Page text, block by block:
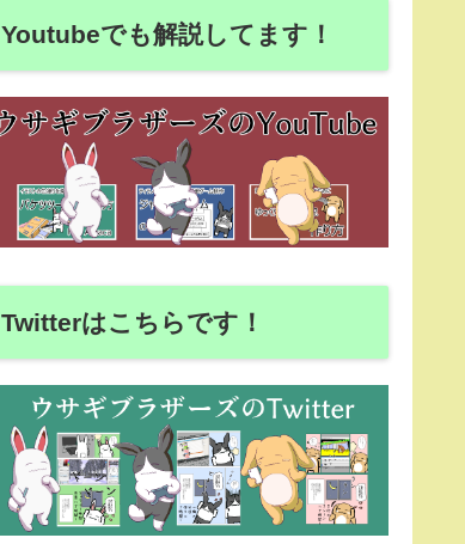
Youtubeでも解説してます！
Twitterはこちらです！